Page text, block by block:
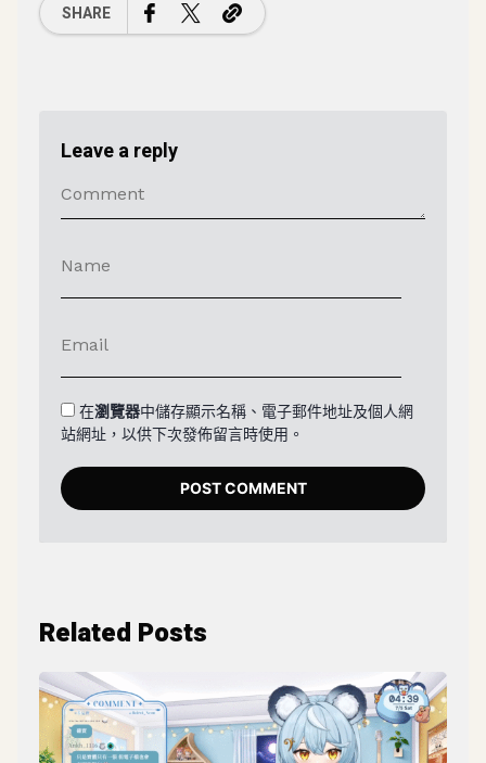
SHARE
Leave a reply
在瀏覽器中儲存顯示名稱、電子郵件地址及個人網
站網址，以供下次發佈留言時使用。
Related Posts